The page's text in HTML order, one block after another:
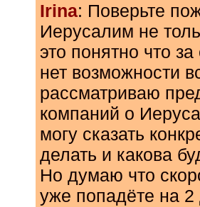
Irina: Поверьте
Иерусалим не
это понятно что
нет возможности
рассматриваю
компаний о
могу сказать
делать и какова
Но думаю что
уже попадёте на